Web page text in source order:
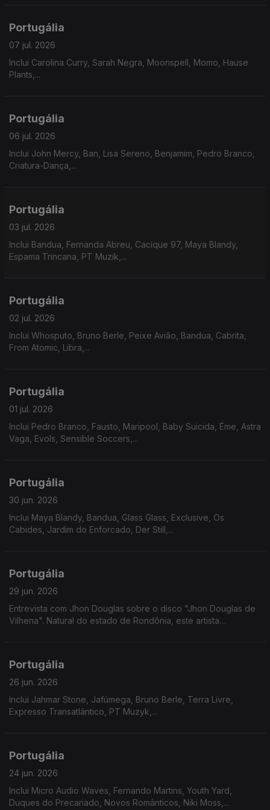
Portugália
07 jul. 2026
Inclui Carolina Curry, Sarah Negra, Moonspell, Momo, Hause
Plants,...
Portugália
06 jul. 2026
Inclui John Mercy, Ban, Lisa Sereno, Benjamim, Pedro Branco,
Criatura-Dança,...
Portugália
03 jul. 2026
Inclui Bandua, Fernanda Abreu, Cacique 97, Maya Blandy,
Espama Trincana, PT Muzik,...
Portugália
02 jul. 2026
Inclui Whosputo, Bruno Berle, Peixe Avião, Bandua, Cabrita,
From Atomic, Libra,...
Portugália
01 jul. 2026
Inclui Pedro Branco, Fausto, Maripool, Baby Suicida, Éme, Astra
Vaga, Evols, Sensible Soccers,...
Portugália
30 jun. 2026
Inclui Maya Blandy, Bandua, Glass Glass, Exclusive, Os
Cabides, Jardim do Enforcado, Der Still,...
Portugália
29 jun. 2026
Entrevista com Jhon Douglas sobre o disco "Jhon Douglas de
Vilhena". Natural do estado de Rondônia, este artista
Portugália
26 jun. 2026
Inclui Jahmar Stone, Jafúmega, Bruno Berle, Terra Livre,
Expresso Transatlântico, PT Muzyk,...
Portugália
24 jun. 2026
Inclui Micro Audio Waves, Fernando Martins, Youth Yard,
Duques do Precariado, Novos Românticos, Niki Moss,...